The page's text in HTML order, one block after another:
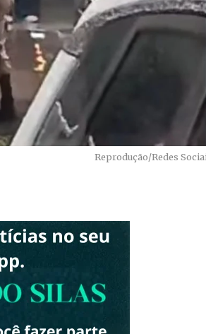
Reprodução/Redes